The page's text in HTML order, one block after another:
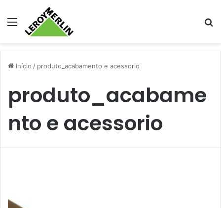
Menu
Início / produto_acabamento e acessorio
produto_acabame
nto e acessorio